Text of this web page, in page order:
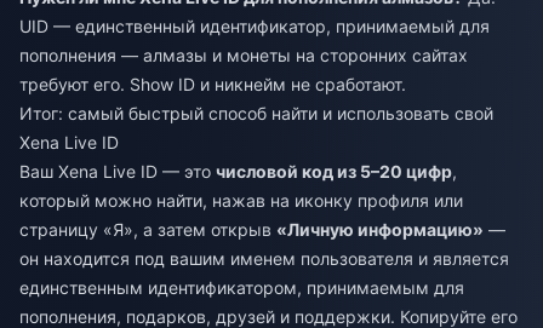
UID — единственный идентификатор, принимаемый для
пополнения — алмазы и монеты на сторонних сайтах
требуют его. Show ID и никнейм не сработают.
Итог: самый быстрый способ найти и использовать свой
Xena Live ID
Ваш Xena Live ID — это числовой код из 5–20 цифр,
который можно найти, нажав на иконку профиля или
страницу «Я», а затем открыв «Личную информацию» —
он находится под вашим именем пользователя и является
единственным идентификатором, принимаемым для
пополнения, подарков, друзей и поддержки. Копируйте его